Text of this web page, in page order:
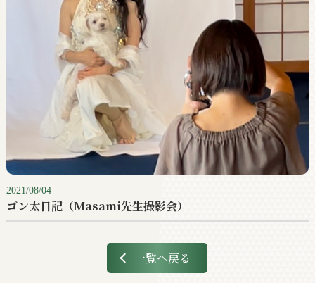
2021/08/04
ゴン太日記（Masami先生撮影会）
一覧へ戻る